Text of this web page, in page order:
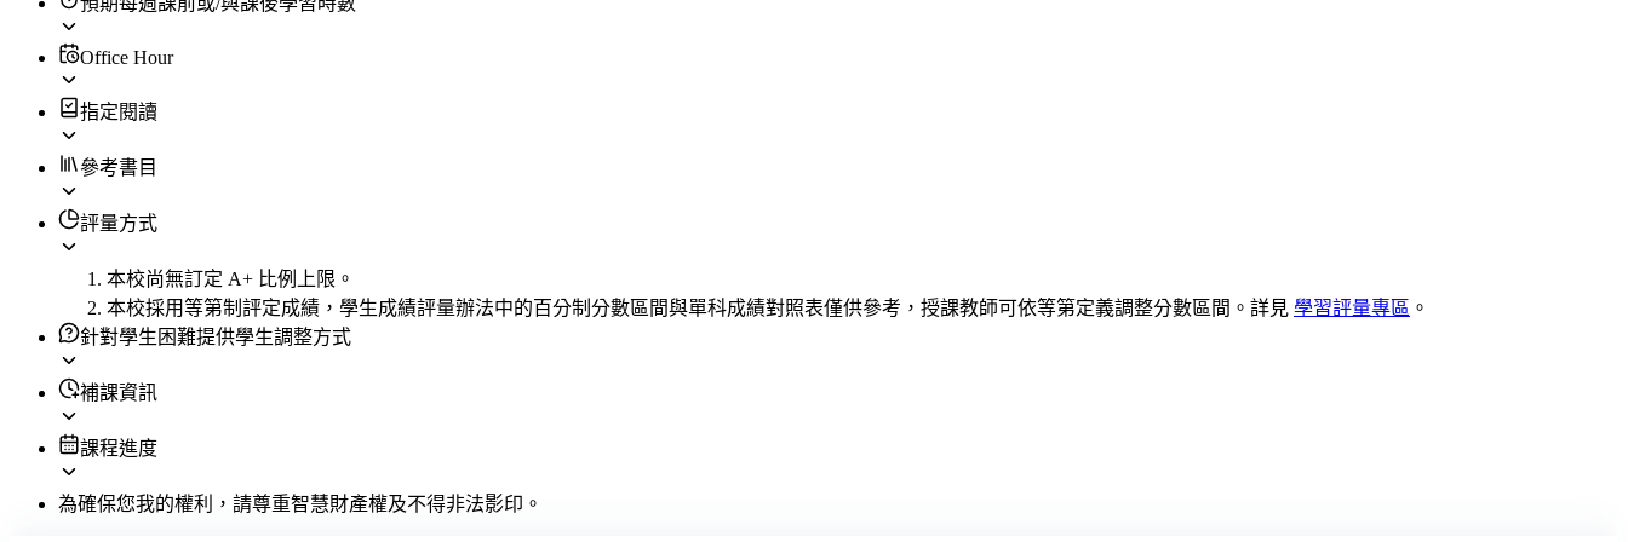
Office Hour
指定閱讀
參考書目
評量方式
本校尚無訂定 A+ 比例上限。
本校採用等第制評定成績，學生成績評量辦法中的百分制分數區間與單科成績對照表僅供參考，授課教師可依等第定義調整分數區間。詳見 學習評量專區 。
針對學生困難提供學生調整方式
補課資訊
課程進度
為確保您我的權利，請尊重智慧財產權及不得非法影印。